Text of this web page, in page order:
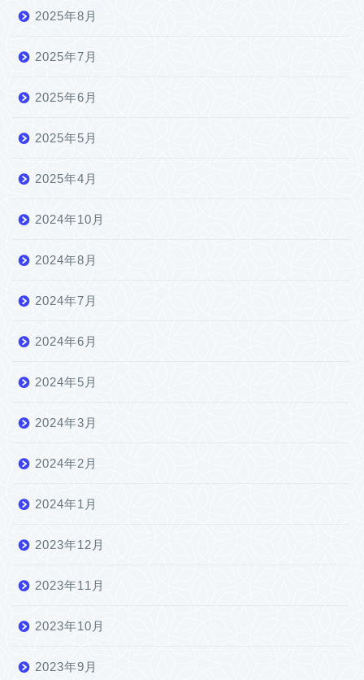
2025年8月
2025年7月
2025年6月
2025年5月
2025年4月
2024年10月
2024年8月
2024年7月
2024年6月
2024年5月
2024年3月
2024年2月
2024年1月
2023年12月
2023年11月
2023年10月
2023年9月